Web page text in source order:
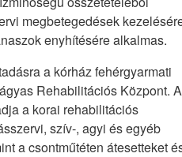
megbetegedések
enyhítésére alkalmas.
a kórház fehérgyarmati
Rehabilitációs Központ. A
a korai rehabilitációs
szív-, agyi és egyéb
a csontműtéten átesetteket